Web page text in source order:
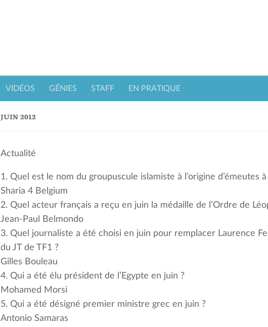
VIDÉOS GÉNIES STAFF EN PRATIQUE
JUIN 2012
Actualité
1. Quel est le nom du groupuscule islamiste à l’origine d’émeutes
Sharia 4 Belgium
2. Quel acteur français a reçu en juin la médaille de l’Ordre de
Jean-Paul Belmondo
3. Quel journaliste a été choisi en juin pour remplacer Laurence
du JT de TF1 ?
Gilles Bouleau
4. Qui a été élu président de l’Egypte en juin ?
Mohamed Morsi
5. Qui a été désigné premier ministre grec en juin ?
Antonio Samaras